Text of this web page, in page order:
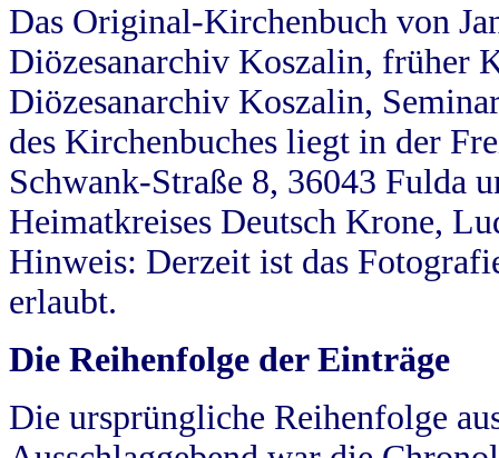
Das Original-Kirchenbuch von
Diözesanarchiv Koszalin, früher
Diözesanarchiv Koszalin,
des Kirchenbuches liegt in der
Schwank-Straße 8, 36043 Fulda
Heimatkreises Deutsch Krone,
Hinweis: Derzeit ist das
erlaubt.
Die Reihenfolge der Einträge
Die ursprüngliche Reihenfolge